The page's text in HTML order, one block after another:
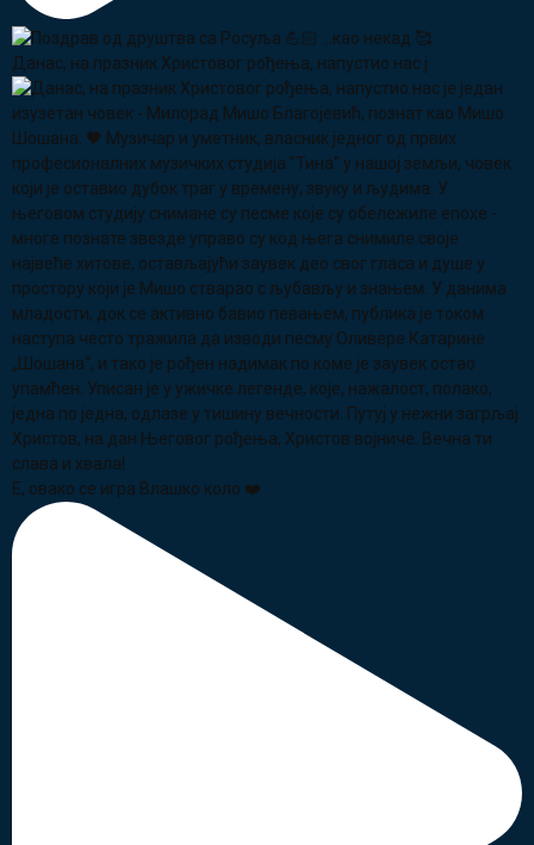
Данас, на празник Христовог рођења, напустио нас ј
Е, овако се игра Влашко коло ❤️